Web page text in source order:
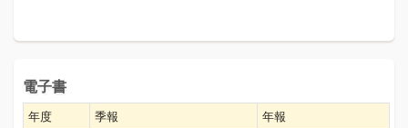
電子書
年度 季報
年報